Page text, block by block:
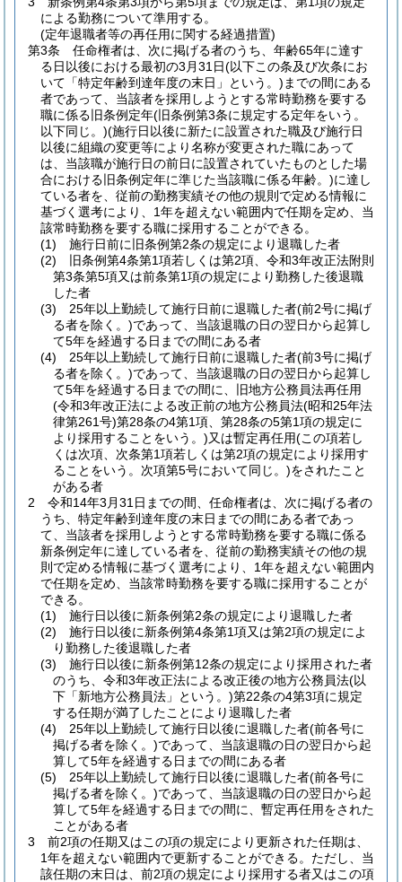
による勤務について準用する。
(定年退職者等の再任用に関する経過措置)
第3条
任命権者は、次に掲げる者のうち、年齢65年に達す
る日以後における最初の3月31日(以下この条及び次条にお
いて「特定年齢到達年度の末日」という。) までの間にある
者であって、当該者を採用しようとする常時勤務を要する
職に係る旧条例定年(旧条例第3条に規定する定年をいう。
以下同じ。)(施行日以後に新たに設置された職及び施行日
以後に組織の変更等により名称が変更された職にあって
は、当該職が施行日の前日に設置されていたものとした場
合における旧条例定年に準じた当該職に係る年齢。)に達し
ている者を、従前の勤務実績その他の規則で定める情報に
基づく選考により、1年を超えない範囲内で任期を定め、当
該常時勤務を要する職に採用することができる。
(1)
施行日前に旧条例第2条の規定により退職した者
(2)
旧条例第4条第1項若しくは第2項、令和3年改正法附則
第3条第5項又は前条第1項の規定により勤務した後退職
した者
(3)
25年以上勤続して施行日前に退職した者(前2号に掲げ
る者を除く。)であって、当該退職の日の翌日から起算し
て5年を経過する日までの間にある者
(4)
25年以上勤続して施行日前に退職した者(前3号に掲げ
る者を除く。)であって、当該退職の日の翌日から起算し
て5年を経過する日までの間に、旧地方公務員法再任用
(令和3年改正法による改正前の地方公務員法(昭和25年法
律第261号)第28条の4第1項、第28条の5第1項の規定に
より採用することをいう。)又は暫定再任用(この項若し
くは次項、次条第1項若しくは第2項の規定により採用す
ることをいう。次項第5号において同じ。)をされたこと
がある者
2
令和14年3月31日までの間、任命権者は、次に掲げる者の
うち、特定年齢到達年度の末日までの間にある者であっ
て、当該者を採用しようとする常時勤務を要する職に係る
新条例定年に達している者を、従前の勤務実績その他の規
則で定める情報に基づく選考により、1年を超えない範囲内
で任期を定め、当該常時勤務を要する職に採用することが
できる。
(1)
施行日以後に新条例第2条の規定により退職した者
(2)
施行日以後に新条例第4条第1項又は第2項の規定によ
り勤務した後退職した者
(3)
施行日以後に新条例第12条の規定により採用された者
のうち、令和3年改正法による改正後の地方公務員法(以
下「新地方公務員法」という。)第22条の4第3項に規定
する任期が満了したことにより退職した者
(4)
25年以上勤続して施行日以後に退職した者(前各号に
掲げる者を除く。)であって、当該退職の日の翌日から起
算して5年を経過する日までの間にある者
(5)
25年以上勤続して施行日以後に退職した者(前各号に
掲げる者を除く。)であって、当該退職の日の翌日から起
算して5年を経過する日までの間に、暫定再任用をされた
ことがある者
3
前2項の任期又はこの項の規定により更新された任期は、
1年を超えない範囲内で更新することができる。 ただし、当
該任期の末日は、前2項の規定により採用する者又はこの項